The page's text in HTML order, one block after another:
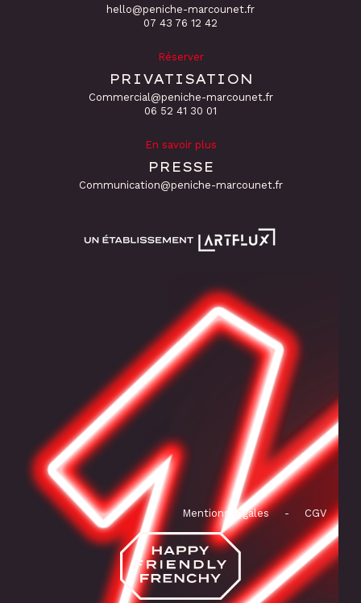
hello@peniche-marcounet.fr
‭07 43 76 12 42
Réserver
PRIVATISATION
Commercial@peniche-marcounet.fr
06 52 41 30 01
En savoir plus
PRESSE
Communication@peniche-marcounet.fr
Mentions légales - CGV